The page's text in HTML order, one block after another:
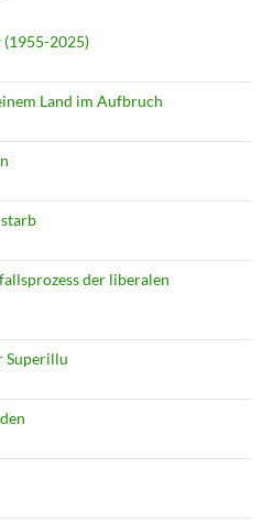
(1955-2025)
Land im Aufbruch
starb
der liberalen
Superillu